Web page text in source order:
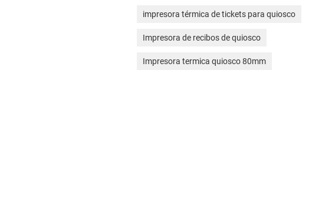
impresora térmica de tickets para quiosco
Impresora de recibos de quiosco
Impresora termica quiosco 80mm